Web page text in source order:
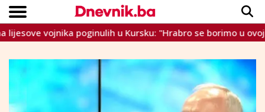
VIJESTI
SPORT
INTERVIEW
TEME
CRNA KRONIKA
LIFESTYLE
Copyright © Dnevnik.ba 2023.
poginulih u Kursku: "Hrabro se borimo u ovoj svetoj bitci"